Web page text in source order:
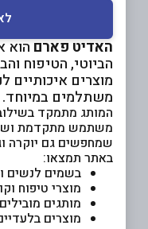
האדיט פארםהוא
הביוטי, הטיפוח
מוצרים איכותיים
משתלמים במיוחד.
המותג מתמקד בשילוב
משתמש מתקדמת
שמחפשים גם יוקרה
באתר תמצאו:
בשמים לנשים
מוצרי טיפוח
מותגים
מוצרים